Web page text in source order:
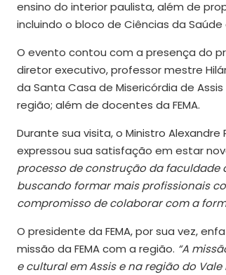
ensino do interior paulista, além de
incluindo o bloco de Ciências da Saúde
O evento contou com a presença do
diretor executivo, professor mestre
da Santa Casa de Misericórdia de
região; além de docentes da FEMA.
Durante sua visita, o Ministro
expressou sua satisfação em estar
processo de construção da faculdade
buscando formar mais profissionais
compromisso de colaborar com a
O presidente da FEMA, por sua vez,
missão da FEMA com a região. “A
e cultural em Assis e na região do